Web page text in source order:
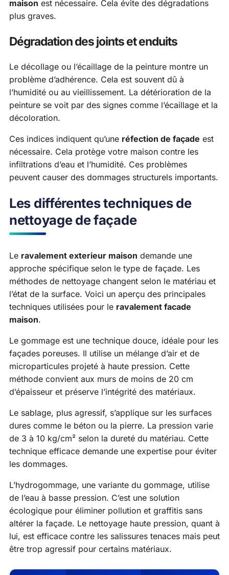
maison est nécessaire. Cela évite des dégradations
plus graves.
Dégradation des joints et enduits
Le décollage ou l’écaillage de la peinture montre un
problème d’adhérence. Cela est souvent dû à
l’humidité ou au vieillissement. La détérioration de la
peinture se voit par des signes comme l’écaillage et la
décoloration.
Ces indices indiquent qu’une réfection de façade est
nécessaire. Cela protège votre maison contre les
infiltrations d’eau et l’humidité. Ces problèmes
peuvent causer des dommages structurels importants.
Les différentes techniques de
nettoyage de façade
Le ravalement exterieur maison demande une
approche spécifique selon le type de façade. Les
méthodes de nettoyage changent selon le matériau et
l’état de la surface. Voici un aperçu des principales
techniques utilisées pour le ravalement facade
maison.
Le gommage est une technique douce, idéale pour les
façades poreuses. Il utilise un mélange d’air et de
microparticules projeté à haute pression. Cette
méthode convient aux murs de moins de 20 cm
d’épaisseur et préserve l’intégrité des matériaux.
Le sablage, plus agressif, s’applique sur les surfaces
dures comme le béton ou la pierre. La pression varie
de 3 à 10 kg/cm² selon la dureté du matériau. Cette
technique efficace demande une expertise pour éviter
les dommages.
L’hydrogommage, une variante du gommage, utilise
de l’eau à basse pression. C’est une solution
écologique pour éliminer pollution et graffitis sans
altérer la façade. Le nettoyage haute pression, quant à
lui, est efficace contre les salissures tenaces mais peut
être trop agressif pour certains matériaux.